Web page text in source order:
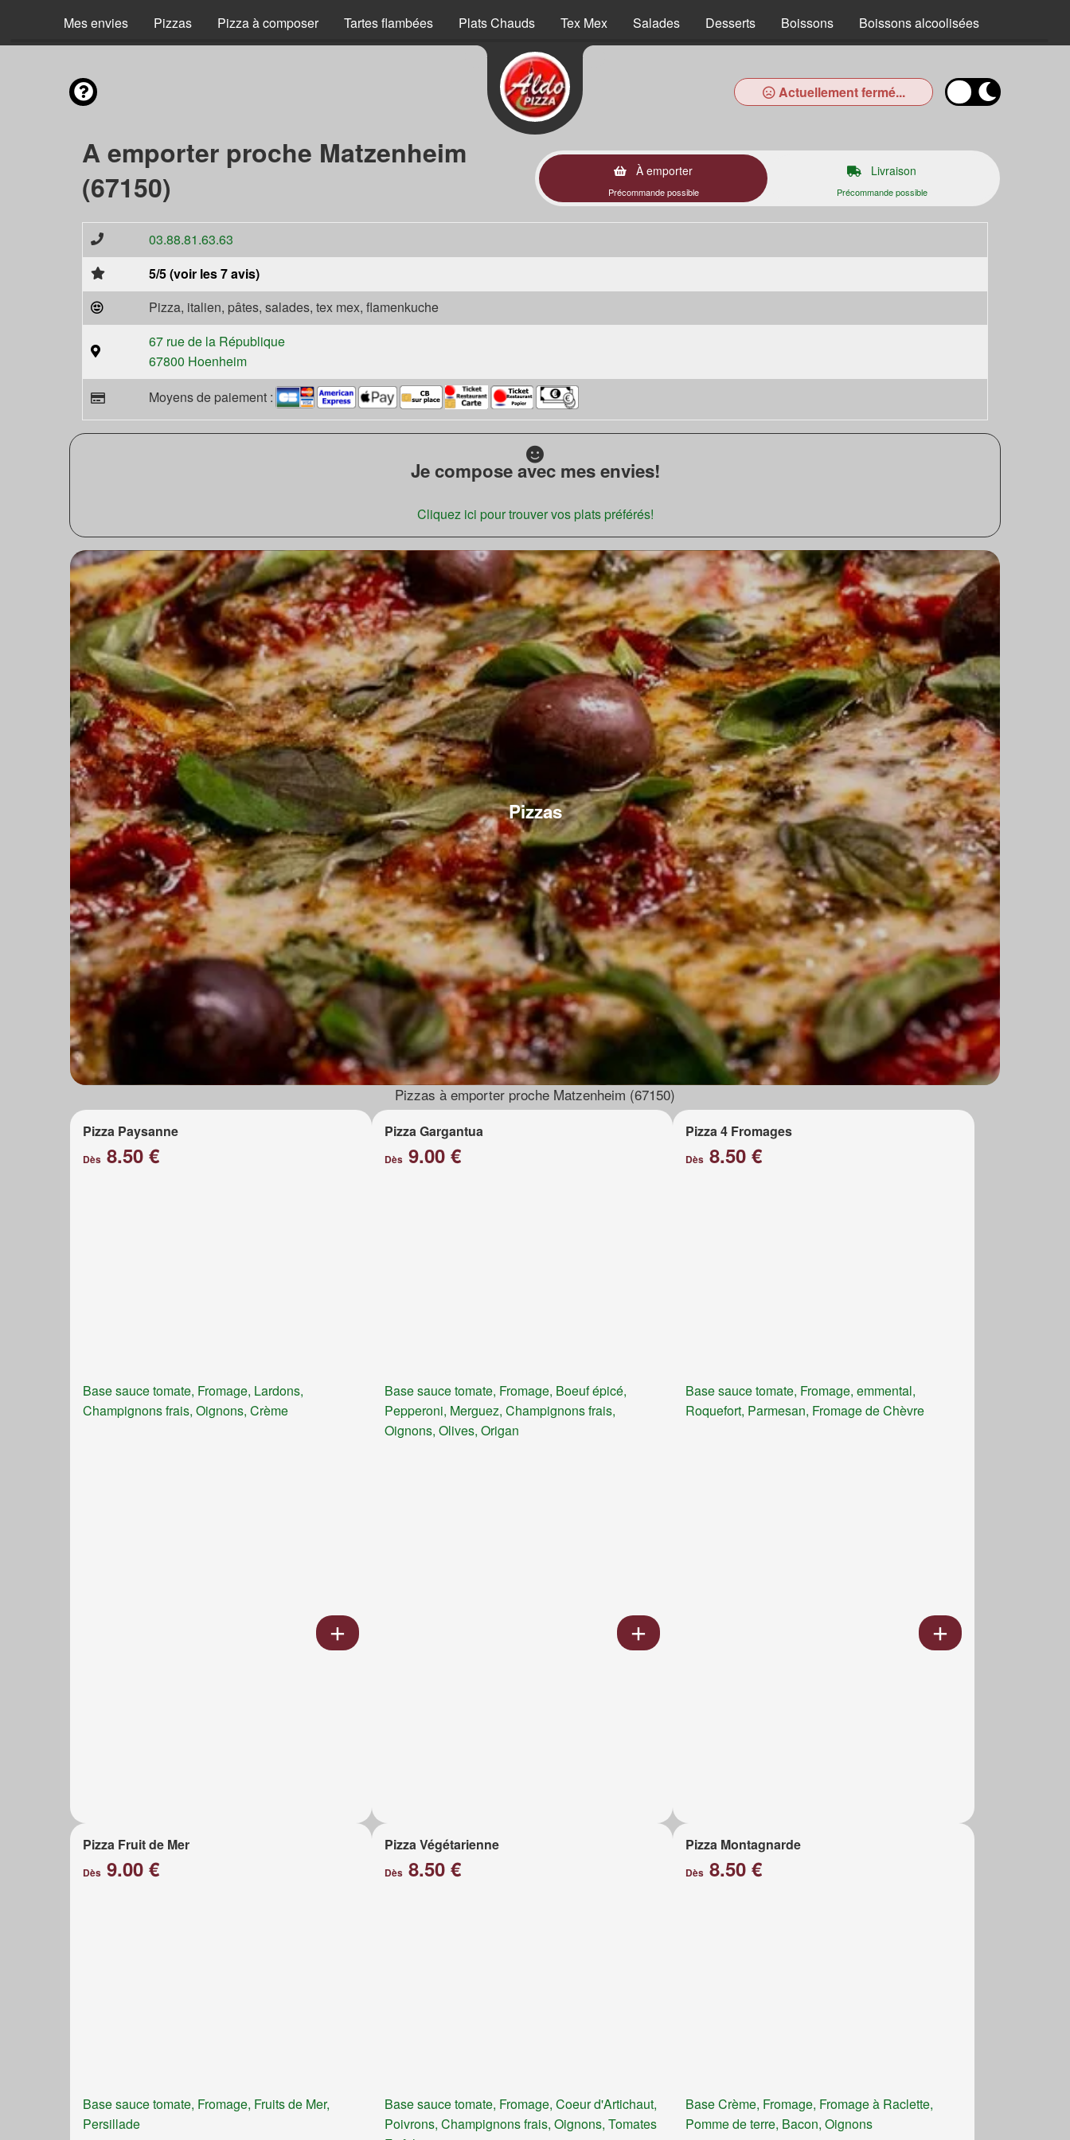
Mes envies Pizzas Pizza à composer Tartes flambées Plats Chauds Tex Mex Salades Desserts Boissons Boissons alcoolisées
Actuellement fermé...
A emporter proche Matzenheim
(67150)
À emporter
Précommande possible
Livraison
Précommande possible
03.88.81.63.63
5/5 (voir les 7 avis)
Pizza, italien, pâtes, salades, tex mex, flamenkuche
67 rue de la République
67800 Hoenheim
Moyens de paiement :
Je compose avec mes envies!
Cliquez ici pour trouver vos plats préférés!
Pizzas
Pizzas à emporter proche Matzenheim (67150)
Pizza Paysanne
Dès 8.50 €
Base sauce tomate, Fromage, Lardons,
Champignons frais, Oignons, Crème
Pizza Gargantua
Dès9.00 €
Base sauce tomate, Fromage, Boeuf épicé,
Pepperoni, Merguez, Champignons frais,
Oignons, Olives, Origan
Pizza 4 Fromages
Dès 8.50 €
Base sauce tomate, Fromage, emmental,
Roquefort, Parmesan, Fromage de Chèvre
Pizza Fruit de Mer
Dès 9.00 €
Base sauce tomate, Fromage, Fruits de Mer,
Persillade
Pizza Végétarienne
Dès8.50 €
Base sauce tomate, Fromage, Coeur d'Artichaut,
Poivrons, Champignons frais, Oignons, Tomates
Pizza Montagnarde
Dès 8.50 €
Base Crème, Fromage, Fromage à Raclette,
Pomme de terre, Bacon, Oignons